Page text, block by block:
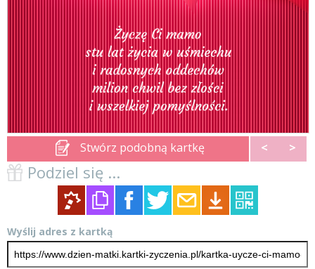
Stwórz podobną kartkę < >
Podziel się ...
Wyślij adres z kartką